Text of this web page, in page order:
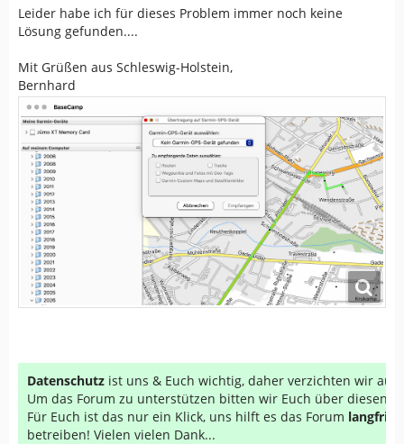
und OpenMTP)
Vorgehensweise:
iMac starten und Zumo XT per UCB verbinden, AFT
erkennt Zumo XT,
GE starten, GE erkennt Zumo XT und zeigt an: „AFT
AFT noch einmal beenden, Zumo XT ist erkannt
und verbunden.
GE beenden, alsonicht„im
Leider habe ich für dieses Problem immer noch keine
Lösung gefunden....
Mit Grüßen aus Schleswig-Holstein,
Bernhard
Datenschutz ist uns & Euch wichtig, daher verzichten wir auf
Um das Forum zu unterstützen bitten wir Euch über diesen
Für Euch ist das nur ein Klick, uns hilft es das Forum
betreiben! Vielen vielen Dank...